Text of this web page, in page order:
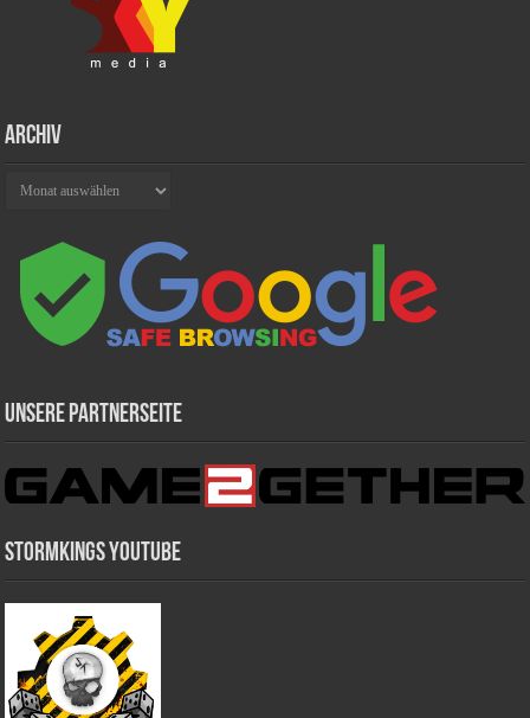
Archiv
Unsere Partnerseite
Stormkings Youtube